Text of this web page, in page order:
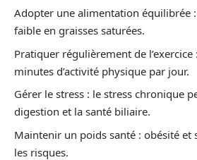
Adopter une alimentation équilibrée
faible en graisses saturées.
Pratiquer régulièrement de
minutes d’activité physique par jour.
Gérer le stress : le stress chronique
digestion et la santé biliaire.
Maintenir un poids santé : obésité
les risques.